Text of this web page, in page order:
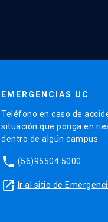
EMERGENCIAS UC
Teléfono en caso de
situación que ponga en
dentro de algún campus.
phone (56)95504 5000
launch Ir al sitio de